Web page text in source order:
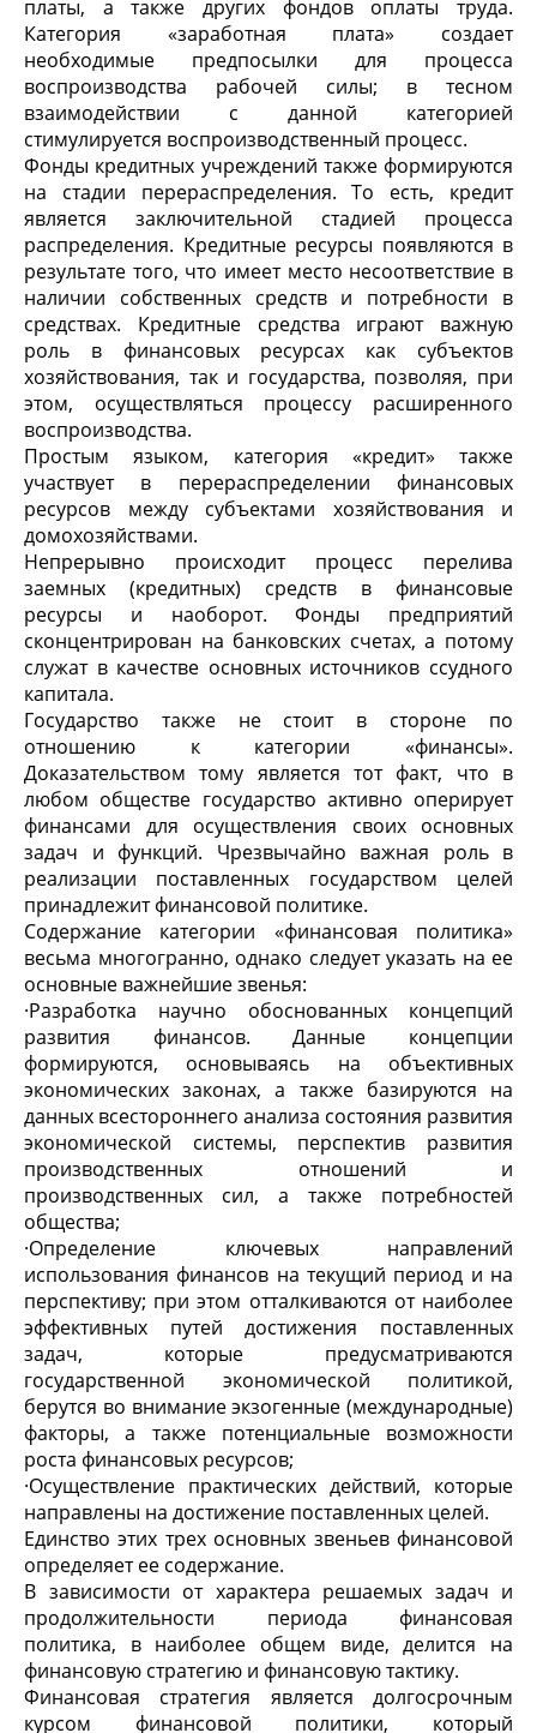
платы, а также других фондов оплаты труда.
Категория «заработная плата» создает
необходимые предпосылки для процесса
воспроизводства рабочей силы; в тесном
взаимодействии с данной категорией
стимулируется воспроизводственный процесс.
Фонды кредитных учреждений также формируются
на стадии перераспределения. То есть, кредит
является заключительной стадией процесса
распределения. Кредитные ресурсы появляются в
результате того, что имеет место несоответствие в
наличии собственных средств и потребности в
средствах. Кредитные средства играют важную
роль в финансовых ресурсах как субъектов
хозяйствования, так и государства, позволяя, при
этом, осуществляться процессу расширенного
воспроизводства.
Простым языком, категория «кредит» также
участвует в перераспределении финансовых
ресурсов между субъектами хозяйствования и
домохозяйствами.
Непрерывно происходит процесс перелива
заемных (кредитных) средств в финансовые
ресурсы и наоборот. Фонды предприятий
сконцентрирован на банковских счетах, а потому
служат в качестве основных источников ссудного
капитала.
Государство также не стоит в стороне по
отношению к категории «финансы».
Доказательством тому является тот факт, что в
любом обществе государство активно оперирует
финансами для осуществления своих основных
задач и функций. Чрезвычайно важная роль в
реализации поставленных государством целей
принадлежит финансовой политике.
Содержание категории «финансовая политика»
весьма многогранно, однако следует указать на ее
основные важнейшие звенья:
·Разработка научно обоснованных концепций
развития финансов. Данные концепции
формируются, основываясь на объективных
экономических законах, а также базируются на
данных всестороннего анализа состояния развития
экономической системы, перспектив развития
производственных отношений и
производственных сил, а также потребностей
общества;
·Определение ключевых направлений
использования финансов на текущий период и на
перспективу; при этом отталкиваются от наиболее
эффективных путей достижения поставленных
задач, которые предусматриваются
государственной экономической политикой,
берутся во внимание экзогенные (международные)
факторы, а также потенциальные возможности
роста финансовых ресурсов;
·Осуществление практических действий, которые
направлены на достижение поставленных целей.
Единство этих трех основных звеньев финансовой
определяет ее содержание.
В зависимости от характера решаемых задач и
продолжительности периода финансовая
политика, в наиболее общем виде, делится на
финансовую стратегию и финансовую тактику.
Финансовая стратегия является долгосрочным
курсом финансовой политики, который